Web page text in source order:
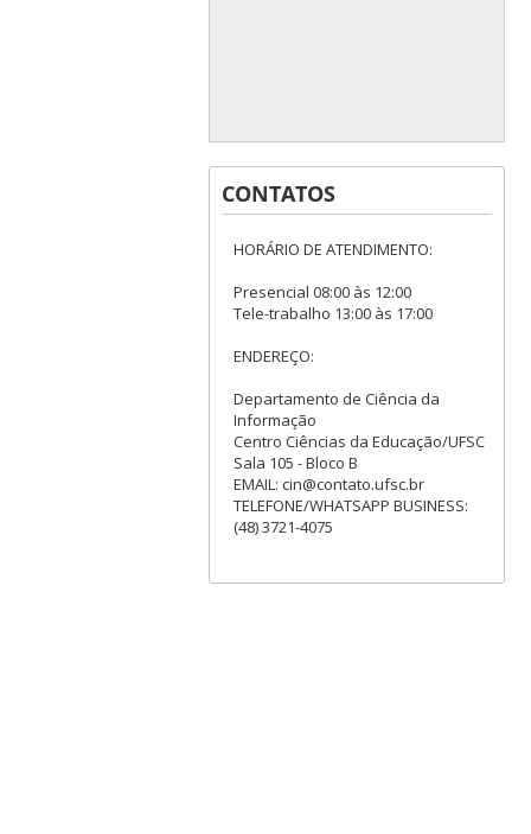
CONTATOS
HORÁRIO DE ATENDIMENTO:
Presencial 08:00 às 12:00
Tele-trabalho 13:00 às 17:00
ENDEREÇO:
Departamento de Ciência da
Informação
Centro Ciências da Educação/UFSC
Sala 105 - Bloco B
EMAIL: cin@contato.ufsc.br
TELEFONE/WHATSAPP BUSINESS:
(48) 3721-4075